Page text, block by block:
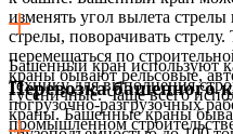
изменять угол вылета
стрелы, поворачивать
перемещаться по
краны бывают рельсовые,
гусеничные. Чаще всего
краны. Башенные краны
Башенный кран используют
технику для выполнения
погрузочно-разгрузочных
промышленном
Перевозка башенного